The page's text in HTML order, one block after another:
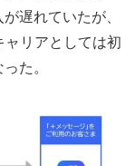
遅れていたが、
リアとしては初
た。